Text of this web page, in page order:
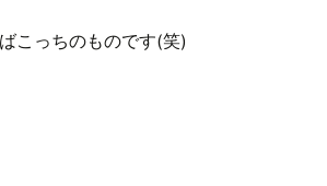
こっちのものです(笑)